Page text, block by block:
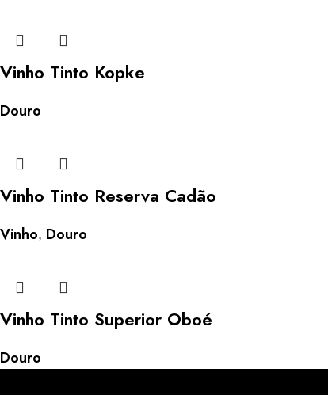
Vinho Tinto Kopke
Douro
Vinho Tinto Reserva Cadão
Vinho, Douro
Vinho Tinto Superior Oboé
Douro